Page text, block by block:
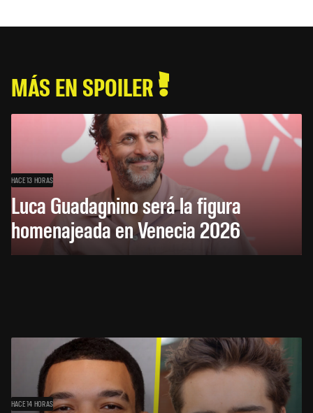
MÁS EN SPOILER
HACE 13 HORAS
Luca Guadagnino será la figura
homenajeada en Venecia 2026
HACE 14 HORAS